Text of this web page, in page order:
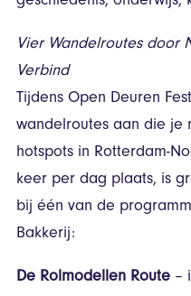
Vier Wandelroutes door
Verbind
Tijdens Open Deuren
wandelroutes aan die je
hotspots in Rotterdam-
keer per dag plaats, is
bij één van de
Bakkerij:
De Rolmodellen Route–